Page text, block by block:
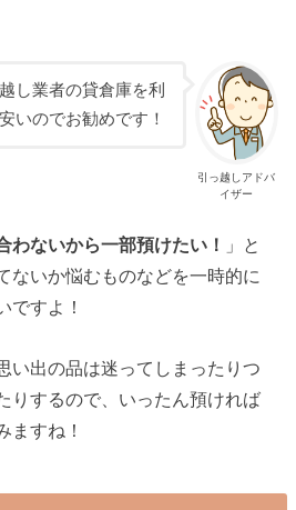
引っ越しアドバ
イザー
し業者の貸倉庫を利
いのでお勧めです！
わないから一部預けたい！
」と
ないか悩むものなどを一時的に
ですよ！
い出の品は迷ってしまったりつ
りするので、いったん預ければ
ますね！